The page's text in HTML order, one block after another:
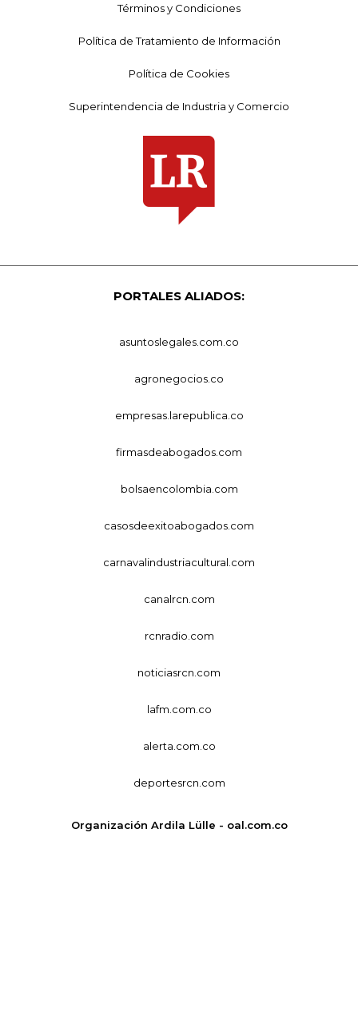
Términos y Condiciones
Política de Tratamiento de Información
Política de Cookies
Superintendencia de Industria y Comercio
PORTALES ALIADOS:
asuntoslegales.com.co
agronegocios.co
empresas.larepublica.co
firmasdeabogados.com
bolsaencolombia.com
casosdeexitoabogados.com
carnavalindustriacultural.com
canalrcn.com
rcnradio.com
noticiasrcn.com
lafm.com.co
alerta.com.co
deportesrcn.com
Organización Ardila Lülle - oal.com.co